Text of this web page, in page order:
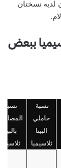
11. و كل انسان لديه نسختان
ببعض
نسبة
حاملي
البيتا
ثلاسيميا
نسبة
بالبيتا